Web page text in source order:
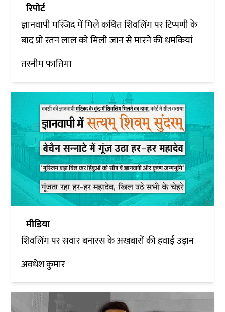
रिपोर्ट
ज्ञानवापी मस्जिद में मिले कथित शिवलिंग पर टिप्पणी के
बाद प्रो रतन लाल को मिली जान से मारने की धमकियां
तस्नीम फातिमा
मीडिया
शिवलिंग पर सवार बनारस के अखबारों की हवाई उड़ान
अवधेश कुमार